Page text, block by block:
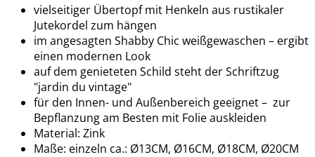
vielseitiger Übertopf mit Henkeln aus rustikaler
Jutekordel zum hängen
im angesagten Shabby Chic weißgewaschen – ergibt
einen modernen Look
auf dem genieteten Schild steht der Schriftzug
"jardin du vintage"
für den Innen- und Außenbereich geeignet – zur
Bepflanzung am Besten mit Folie auskleiden
Material: Zink
Maße: einzeln ca.: Ø13CM, Ø16CM, Ø18CM, Ø20CM